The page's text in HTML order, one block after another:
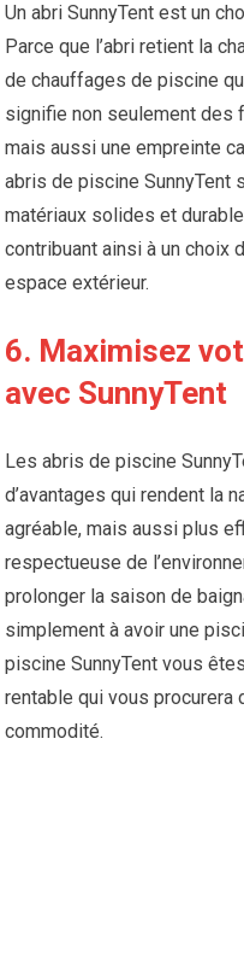
Un abri SunnyTent est un
Parce que l’abri retient la
de chauffages de piscine
signifie non seulement des
mais aussi une empreinte
abris de piscine SunnyTent
matériaux solides et
contribuant ainsi à un choix
espace extérieur.
6. Maximisez
avec SunnyTent
Les abris de piscine
d’avantages qui rendent la
agréable, mais aussi plus
respectueuse de
prolonger la saison de
simplement à avoir une
piscine SunnyTent vous
rentable qui vous
commodité.